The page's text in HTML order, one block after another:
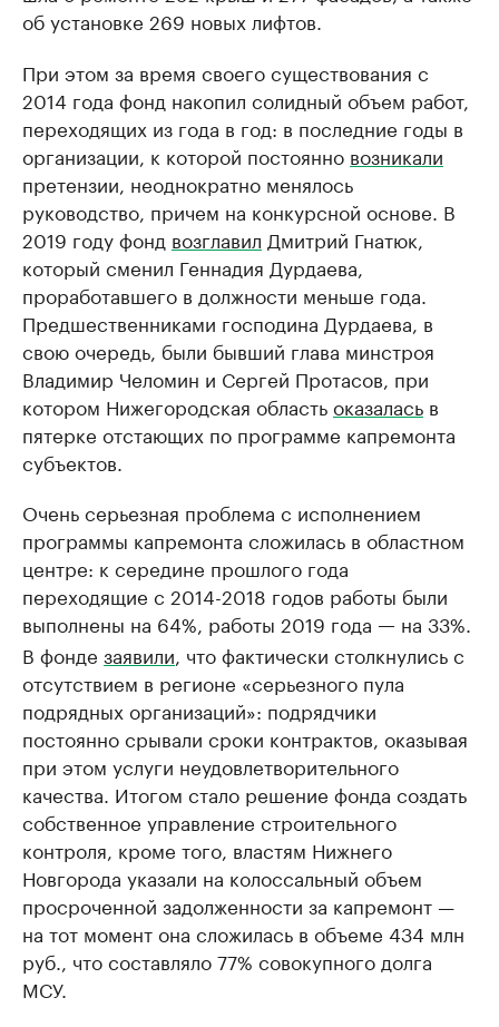
об установке 269 новых лифтов.
При этом за время своего существования с
2014 года фонд накопил солидный объем работ,
переходящих из года в год: в последние годы в
организации, к которой постоянно возникали
претензии, неоднократно менялось
руководство, причем на конкурсной основе. В
2019 году фонд возглавил Дмитрий Гнатюк,
который сменил Геннадия Дурдаева,
проработавшего в должности меньше года.
Предшественниками господина Дурдаева, в
свою очередь, были бывший глава минстроя
Владимир Челомин и Сергей Протасов, при
котором Нижегородская областьоказалась в
пятерке отстающих по программе капремонта
субъектов.
Очень серьезная проблема с исполнением
программы капремонта сложилась в областном
центре: к середине прошлого года
переходящие с 2014-2018 годов работы были
выполнены на 64%, работы 2019 года — на 33%.
В фонде заявили, что фактически столкнулись с
отсутствием в регионе «серьезного пула
подрядных организаций»: подрядчики
постоянно срывали сроки контрактов, оказывая
при этом услуги неудовлетворительного
качества. Итогом стало решение фонда создать
собственное управление строительного
контроля, кроме того, властям Нижнего
Новгорода указали на колоссальный объем
просроченной задолженности за капремонт —
на тот момент она сложилась в объеме 434 млн
руб., что составляло 77% совокупного долга
МСУ.